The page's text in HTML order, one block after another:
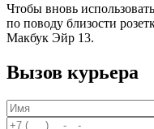
Чтобы вновь
по поводу близости
Макбук Эйр 13.
Вызов курьера